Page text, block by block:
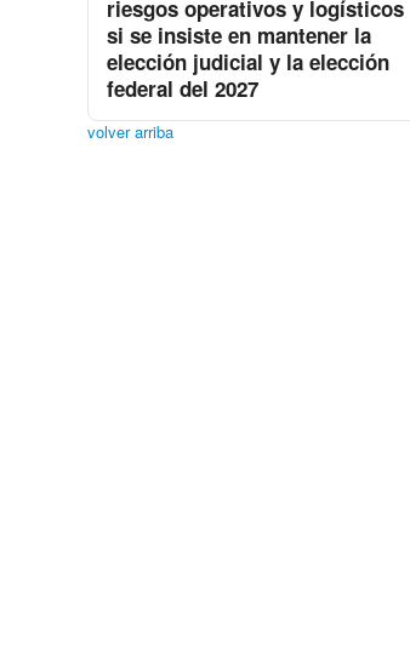
riesgos operativos y logísticos
si se insiste en mantener la
elección judicial y la elección
federal del 2027
volver arriba